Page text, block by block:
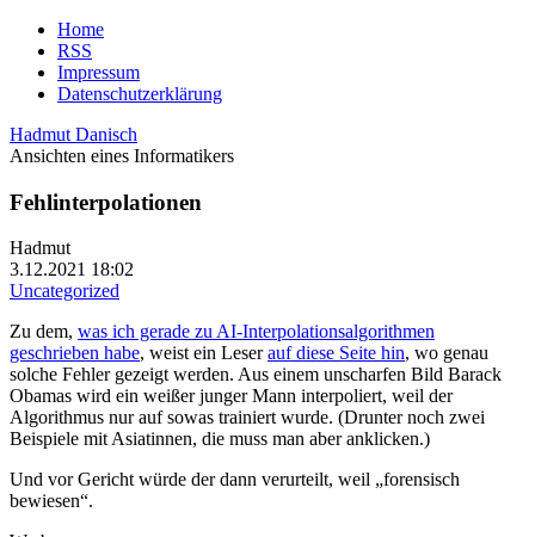
Home
RSS
Impressum
Datenschutzerklärung
Hadmut Danisch
Ansichten eines Informatikers
Fehlinterpolationen
Hadmut
3.12.2021 18:02
Uncategorized
Zu dem, was ich gerade zu AI-Interpolationsalgorithmen
geschrieben habe, weist ein Leserauf diese Seite hin, wo genau
solche Fehler gezeigt werden. Aus einem unscharfen Bild Barack
Obamas wird ein weißer junger Mann interpoliert, weil der
Algorithmus nur auf sowas trainiert wurde. (Drunter noch zwei
Beispiele mit Asiatinnen, die muss man aber anklicken.)
Und vor Gericht würde der dann verurteilt, weil „forensisch
bewiesen“.